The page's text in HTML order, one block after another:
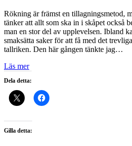
Rökning är främst en tillagningsmetod,
tänker att allt som ska in i skåpet också
man en stor del av upplevelsen. Ibland
smaksätta saker för att få med det
tallriken. Den här gången tänkte jag…
Läs mer
Dela detta:
Gilla detta: